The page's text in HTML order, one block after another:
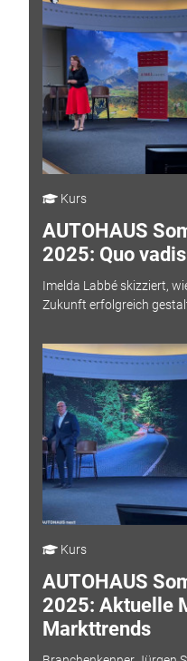
Kurs
AUTOHAUS
2025: Quo
Imelda Labbé skizziert,
Zukunft erfolgreich
Kurs
AUTOHAUS
2025: Aktuelle
Markttrends